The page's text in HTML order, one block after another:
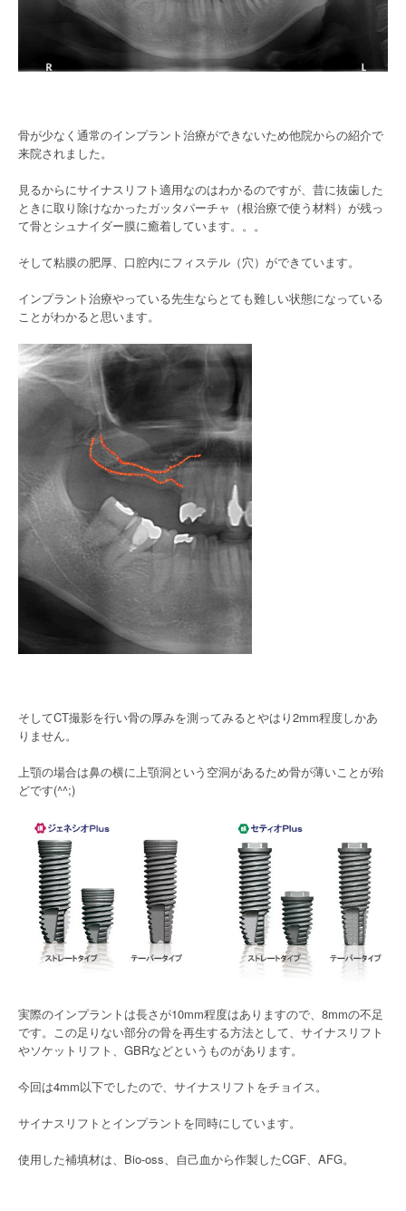
骨が少なく通常のインプラント治療ができないため他院からの紹介で
来院されました。
見るからにサイナスリフト適用なのはわかるのですが、昔に抜歯した
ときに取り除けなかったガッタパーチャ（根治療で使う材料）が残っ
て骨とシュナイダー膜に癒着しています。。。
そして粘膜の肥厚、口腔内にフィステル（穴）ができています。
インプラント治療やっている先生ならとても難しい状態になっている
ことがわかると思います。
そしてCT撮影を行い骨の厚みを測ってみるとやはり2mm程度しかあ
りません。
上顎の場合は鼻の横に上顎洞という空洞があるため骨が薄いことが殆
どです(^^;)
実際のインプラントは長さが10mm程度はありますので、8mmの不足
です。この足りない部分の骨を再生する方法として、サイナスリフト
やソケットリフト、GBRなどというものがあります。
今回は4mm以下でしたので、サイナスリフトをチョイス。
サイナスリフトとインプラントを同時にしています。
使用した補填材は、Bio-oss、自己血から作製したCGF、AFG。